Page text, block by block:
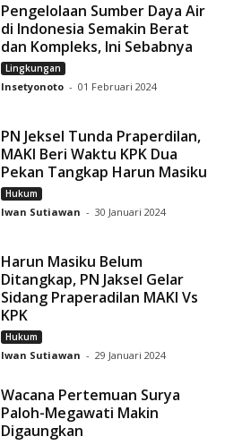
Pengelolaan Sumber Daya Air
di Indonesia Semakin Berat
dan Kompleks, Ini Sebabnya
Lingkungan
Insetyonoto - 01 Februari 2024
PN Jeksel Tunda Praperdilan,
MAKI Beri Waktu KPK Dua
Pekan Tangkap Harun Masiku
Hukum
Iwan Sutiawan - 30 Januari 2024
Harun Masiku Belum
Ditangkap, PN Jaksel Gelar
Sidang Praperadilan MAKI Vs
KPK
Hukum
Iwan Sutiawan - 29 Januari 2024
Wacana Pertemuan Surya
Paloh-Megawati Makin
Digaungkan